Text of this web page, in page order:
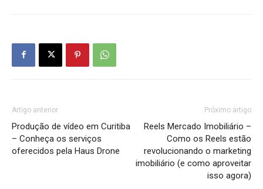
Artigo anterior
Produção de vídeo em Curitiba
– Conheça os serviços
oferecidos pela Haus Drone
Próximo artigo
Reels Mercado Imobiliário –
Como os Reels estão
revolucionando o marketing
imobiliário (e como aproveitar
isso agora)